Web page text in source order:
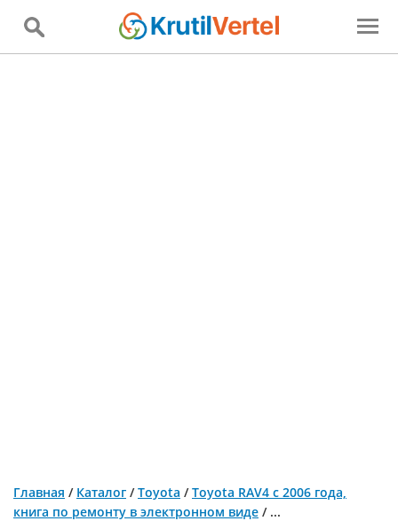
Главная / Каталог /Toyota /Toyota RAV4 с 2006 года,
книга по ремонту в электронном виде / ...